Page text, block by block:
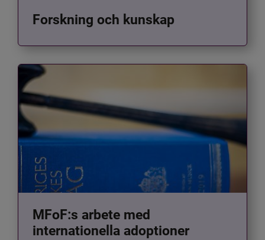
Forskning och kunskap
MFoF:s arbete med
internationella adoptioner